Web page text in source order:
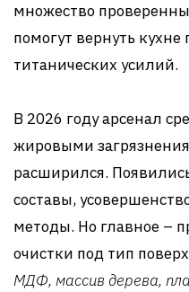
множество
помогут вернуть
титанических усилий.
В 2026 году арсенал
жировыми
расширился.
составы,
методы. Но главное –
очистки под тип
МДФ, массив дерева,